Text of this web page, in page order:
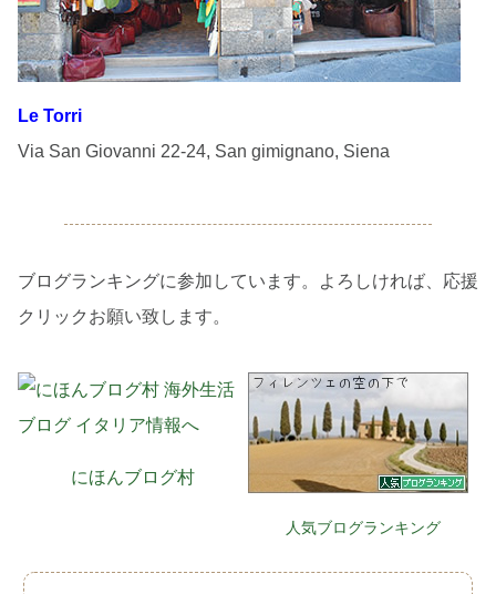
Le Torri
Via San Giovanni 22-24, San gimignano, Siena
ブログランキングに参加しています。よろしければ、応援
クリックお願い致します。
にほんブログ村
人気ブログランキング